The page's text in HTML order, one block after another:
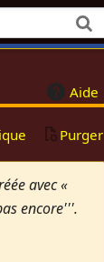
Aide
Purger
avec «
encore'''.